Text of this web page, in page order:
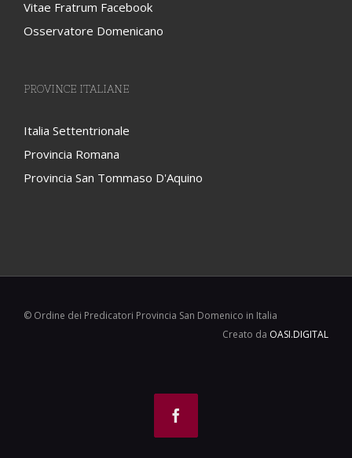
Vitae Fratrum Facebook
Osservatore Domenicano
PROVINCE ITALIANE
Italia Settentrionale
Provincia Romana
Provincia San Tommaso D'Aquino
© Ordine dei Predicatori Provincia San Domenico in Italia
Creato da OASI.DIGITAL